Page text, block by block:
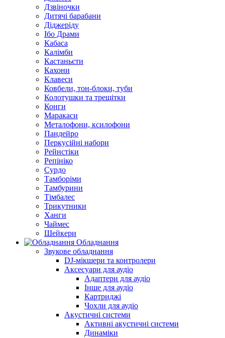
Дзвіночки
Дитячі барабани
Діджеріду
Ібо Драми
Кабаса
Калімби
Кастаньєти
Кахони
Клавеси
Ковбели, тон-блоки, туби
Колотушки та трещітки
Конги
Маракаси
Металофони, ксилофони
Пандейро
Перкусійні набори
Рейнстіки
Репініко
Сурдо
Тамборіми
Тамбурини
Тімбалес
Трикутники
Ханги
Чаймес
Шейкери
Обладнання
Звукове обладнання
DJ-мікшери та контролери
Аксесуари для аудіо
Адаптери для аудіо
Інше для аудіо
Картриджі
Чохли для аудіо
Акустичні системи
Активні акустичні системи
Динаміки